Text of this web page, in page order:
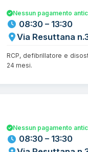
Nessun pagamento
08:30 – 13:30
Via Resuttana
RCP, defibrillatore e
24 mesi.
Nessun pagamento
08:30 – 13:30